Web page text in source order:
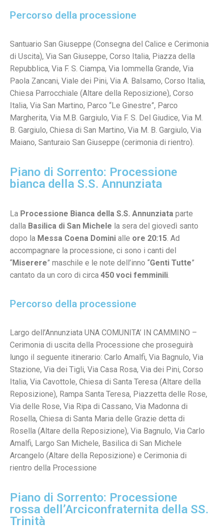
Percorso della processione
Santuario San Giuseppe (Consegna del Calice e Cerimonia
di Uscita), Via San Giuseppe, Corso Italia, Piazza della
Repubblica, Via F. S. Ciampa, Via Iommella Grande, Via
Paola Zancani, Viale dei Pini, Via A. Balsamo, Corso Italia,
Chiesa Parrocchiale (Altare della Reposizione), Corso
Italia, Via San Martino, Parco “Le Ginestre”, Parco
Margherita, Via M.B. Gargiulo, Via F. S. Del Giudice, Via M.
B. Gargiulo, Chiesa di San Martino, Via M. B. Gargiulo, Via
Maiano, Santuraio San Giuseppe (cerimonia di rientro).
Piano di Sorrento: Processione
bianca della S.S. Annunziata
La Processione Bianca della S.S. Annunziata parte
dalla Basilica di San Michele la sera del giovedì santo
dopo la Messa Coena Domini alle ore 20:15. Ad
accompagnare la processione, ci sono i canti del
“Miserere” maschile e le note dell’inno “Genti Tutte”
cantato da un coro di circa 450 voci femminili.
Percorso della processione
Largo dell’Annunziata UNA COMUNITA’ IN CAMMINO –
Cerimonia di uscita della Processione che proseguirà
lungo il seguente itinerario: Carlo Amalfi, Via Bagnulo, Via
Stazione, Via dei Tigli, Via Casa Rosa, Via dei Pini, Corso
Italia, Via Cavottole, Chiesa di Santa Teresa (Altare della
Reposizione), Rampa Santa Teresa, Piazzetta delle Rose,
Via delle Rose, Via Ripa di Cassano, Via Madonna di
Rosella, Chiesa di Santa Maria delle Grazie detta di
Rosella (Altare della Reposizione), Via Bagnulo, Via Carlo
Amalfi, Largo San Michele, Basilica di San Michele
Arcangelo (Altare della Reposizione) e Cerimonia di
rientro della Processione
Piano di Sorrento: Processione
rossa dell’Arciconfraternita della SS.
Trinità